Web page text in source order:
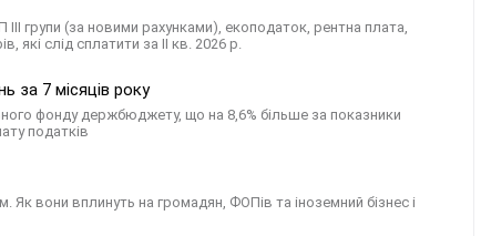
групи (за новими рахунками), екоподаток, рентна плата,
які слід сплатити за ІI кв. 2026 р.
7 місяців року
фонду держбюджету, що на 8,6% більше за показники
податків
вони вплинуть на громадян, ФОПів та іноземний бізнес і